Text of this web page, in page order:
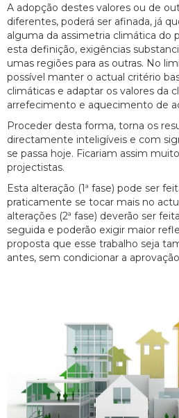
A adopção destes valores ou de
diferentes, poderá ser afinada, já
alguma da assimetria climática do
esta definição, exigências
umas regiões para as outras. No
possível manter o actual critério
climáticas e adaptar os valores da
arrefecimento e aquecimento de
Proceder desta forma, torna os
directamente inteligíveis e com
se passa hoje. Ficariam assim
projectistas.
Esta alteração (1ª fase) pode ser
praticamente se tocar mais no
alterações (2ª fase) deverão ser
seguida e poderão exigir maior
proposta que esse trabalho seja
antes, sem condicionar a